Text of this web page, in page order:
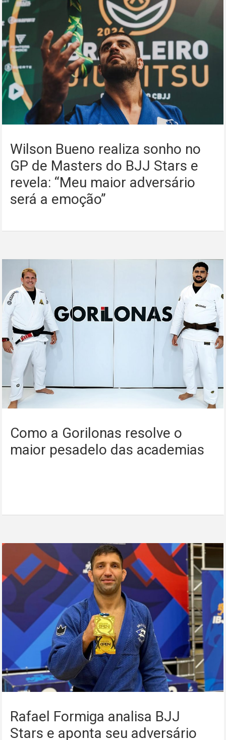
Wilson Bueno realiza sonho no
GP de Masters do BJJ Stars e
revela: “Meu maior adversário
será a emoção”
Como a Gorilonas resolve o
maior pesadelo das academias
Rafael Formiga analisa BJJ
Stars e aponta seu adversário